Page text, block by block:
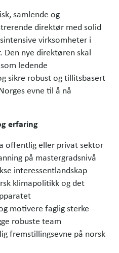
samlende og
direktør med solid
virksomheter i
nye direktøren skal
ledende
sikre robust og tillitsbasert
evne til å nå
erfaring
offentlig eller privat sektor
på mastergradsnivå
interessentlandskap
klimapolitikk og det
motivere faglig sterke
robuste team
fremstillingsevne på norsk